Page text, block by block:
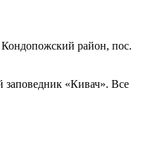
район, пос.
«Кивач». Все